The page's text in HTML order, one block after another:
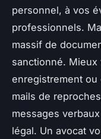
personnel, à vos
professionnels.
massif de
sanctionné. Mieux
enregistrement
mails de
messages
légal. Un avocat